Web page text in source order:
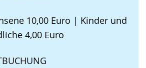
10,00 Euro | Kinder und
4,00 Euro